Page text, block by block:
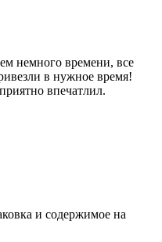
немного времени, все
в нужное время!
впечатлил.
и содержимое на